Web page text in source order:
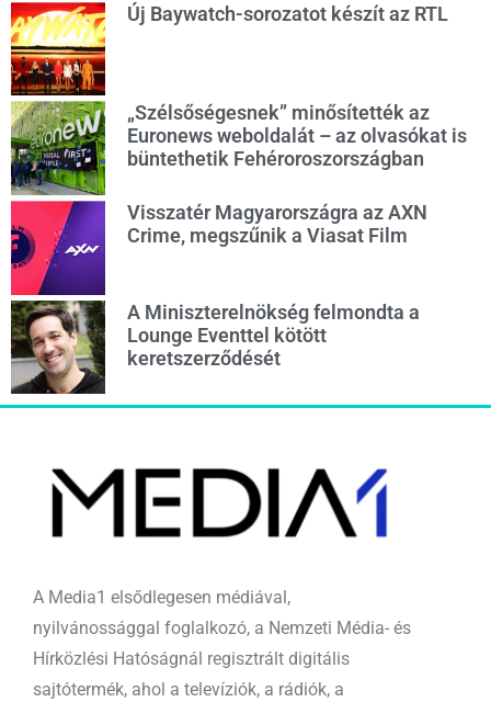
Új Baywatch-sorozatot készít az RTL
„Szélsőségesnek” minősítették az
Euronews weboldalát – az olvasókat is
büntethetik Fehéroroszországban
Visszatér Magyarországra az AXN
Crime, megszűnik a Viasat Film
A Miniszterelnökség felmondta a
Lounge Eventtel kötött
keretszerződését
A Media1 elsődlegesen médiával,
nyilvánossággal foglalkozó, a Nemzeti Média- és
Hírközlési Hatóságnál regisztrált digitális
sajtótermék, ahol a televíziók, a rádiók, a